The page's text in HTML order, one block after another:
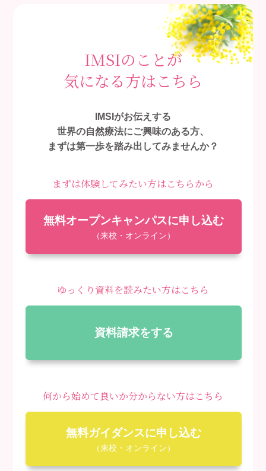
IMSIのことが
気になる方はこちら
IMSIがお伝えする
世界の自然療法にご興味のある方、
まずは第一歩を踏み出してみませんか？
まずは体験してみたい方はこちらから
無料オープンキャンパスに申し込む
（来校・オンライン）
ゆっくり資料を読みたい方はこちら
資料請求をする
何から始めて良いか分からない方はこちら
無料ガイダンスに申し込む
（来校・オンライン）